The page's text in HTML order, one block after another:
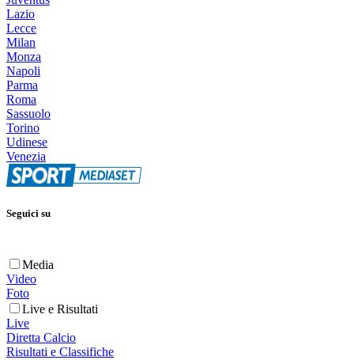
Lazio
Lecce
Milan
Monza
Napoli
Parma
Roma
Sassuolo
Torino
Udinese
Venezia
Seguici su
Media
Video
Foto
Live e Risultati
Live
Diretta Calcio
Risultati e Classifiche